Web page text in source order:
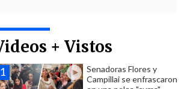
+ Vistos
Senadoras Flores y
Campillai se enfrascaron